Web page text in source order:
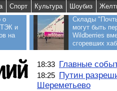
Спорт Культура Шоубиз
о
ТЭК и
на
Склады
могут быть
Wildberries
сгоревших
18:33 Главные
18:25 Путин
Шереметьево